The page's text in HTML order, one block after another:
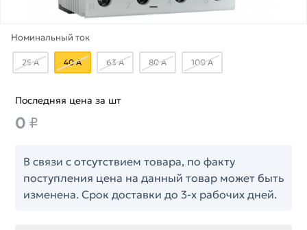
Номинальный ток
25 А 40 А 63 А 80 А 100 А
Последняя цена за шт
0 ₽
В связи с отсутствием товара, по факту
поступления цена на данный товар может быть
изменена. Срок доставки до 3-х рабочих дней.